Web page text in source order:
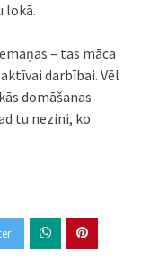
lokā.
– tas māca
darbībai. Vēl
domāšanas
tu nezini, ko